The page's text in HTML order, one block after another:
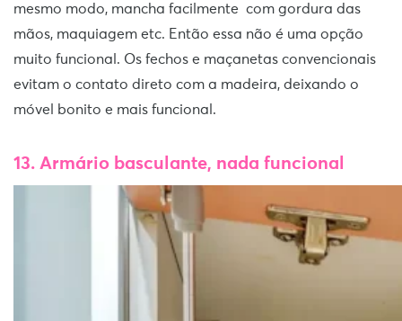
mesmo modo, mancha facilmente com gordura das
mãos, maquiagem etc. Então essa não é uma opção
muito funcional. Os fechos e maçanetas convencionais
evitam o contato direto com a madeira, deixando o
móvel bonito e mais funcional.
13. Armário basculante, nada funcional